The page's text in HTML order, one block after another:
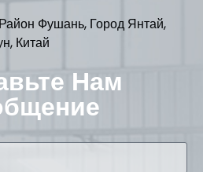
Фушань, Город Янтай,
Китай
Нам